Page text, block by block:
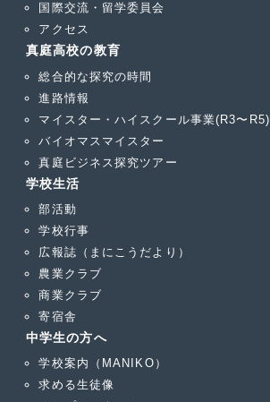
国際交流・留学委員会
アクセス
真庭高校の教育
総合的な探究の時間
進路情報
マイスター・ハイスクール事業(R3〜R5)
バイオマスマイスター
真庭ビジネス探究ツアー
学校生活
部活動
学校行事
広報誌（まにこうだより）
農業クラブ
商業クラブ
寄宿舎
中学生の方へ
学校案内（MANIKO）
求める生徒像